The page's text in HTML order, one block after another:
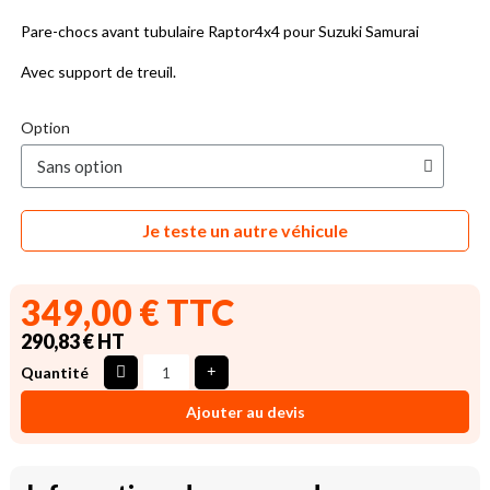
Pare-chocs avant tubulaire Raptor4x4 pour Suzuki Samurai
Avec support de treuil.
Option
Je teste un autre véhicule
349,00 € TTC
290,83 € HT
Quantité
Ajouter au devis